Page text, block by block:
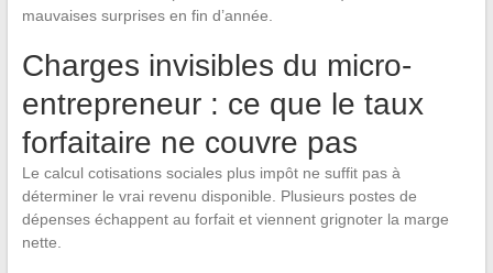
mauvaises surprises en fin d’année.
Charges invisibles du micro-
entrepreneur : ce que le taux
forfaitaire ne couvre pas
Le calcul cotisations sociales plus impôt ne suffit pas à
déterminer le vrai revenu disponible. Plusieurs postes de
dépenses échappent au forfait et viennent grignoter la marge
nette.